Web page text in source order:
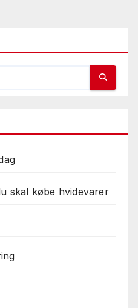
skal købe hvidevarer